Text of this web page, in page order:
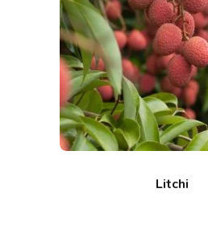
Litchi